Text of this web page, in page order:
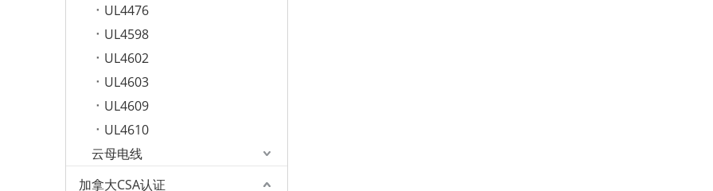
UL4476
UL4598
UL4602
UL4603
UL4609
UL4610
云母电线
加拿大CSA认证